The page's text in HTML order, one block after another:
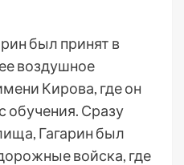
был принят в
воздушное
Кирова, где он
обучения. Сразу
Гагарин был
войска, где